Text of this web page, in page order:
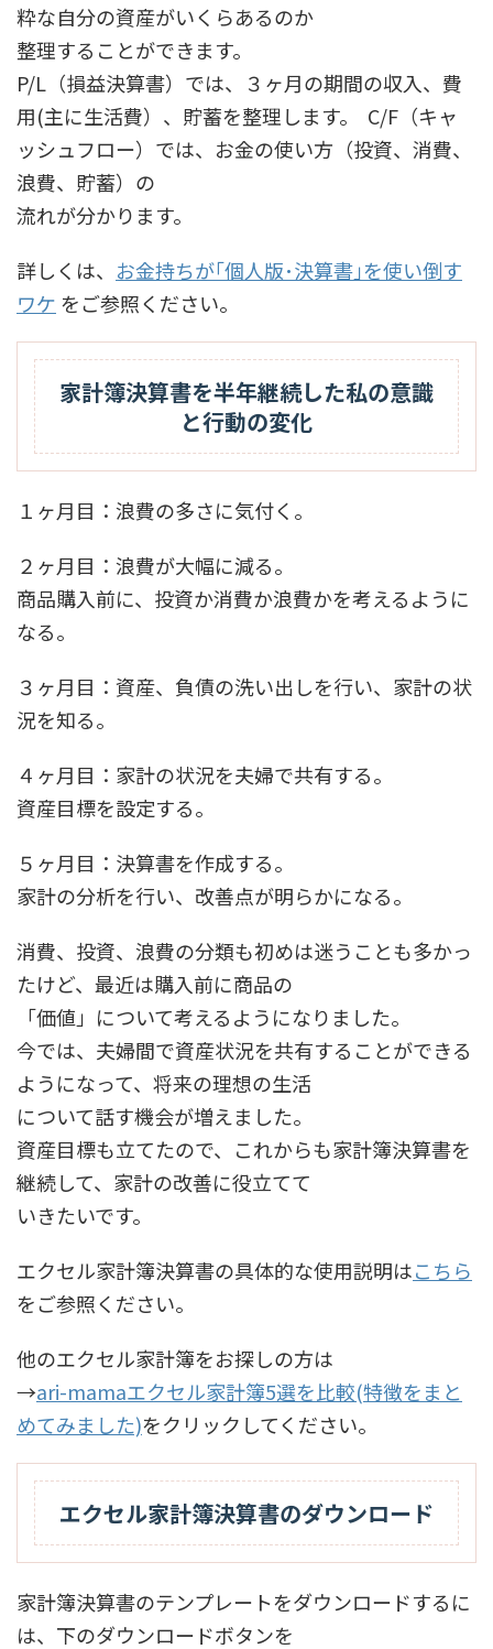
粋な自分の資産がいくらあるのか
整理することができます。
P/L（損益決算書）では、３ヶ月の期間の収入、費
用(主に生活費）、貯蓄を整理します。
C/F（キャ
ッシュフロー）では、お金の使い方（投資、消費、
浪費、貯蓄）の
流れが分かります。
詳しくは、 お金持ちが｢個人版･決算書｣を使い倒す
ワケ をご参照ください。
家計簿決算書を半年継続した私の意識
と行動の変化
１ヶ月目：浪費の多さに気付く。
２ヶ月目：浪費が大幅に減る。
商品購入前に、投資か消費か浪費かを考えるように
なる。
３ヶ月目：資産、負債の洗い出しを行い、家計の状
況を知る。
４ヶ月目：家計の状況を夫婦で共有する。
資産目標を設定する。
５ヶ月目：決算書を作成する。
家計の分析を行い、改善点が明らかになる。
消費、投資、浪費の分類も初めは迷うことも多かっ
たけど、最近は購入前に商品の
「価値」について考えるようになりました。
今では、夫婦間で資産状況を共有することができる
ようになって、将来の理想の生活
について話す機会が増えました。
資産目標も立てたので、これからも家計簿決算書を
継続して、家計の改善に役立てて
いきたいです。
エクセル家計簿決算書の具体的な使用説明はこちら
をご参照ください。
他のエクセル家計簿をお探しの方は
→ari-mamaエクセル家計簿5選を比較(特徴をまと
めてみました)をクリックしてください。
エクセル家計簿決算書のダウンロード
家計簿決算書のテンプレートをダウンロードするに
は、下のダウンロードボタンを